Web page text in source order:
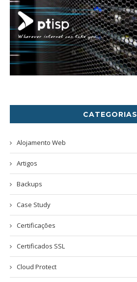
CATEGORIAS
Alojamento Web
Artigos
Backups
Case Study
Certificações
Certificados SSL
Cloud Protect